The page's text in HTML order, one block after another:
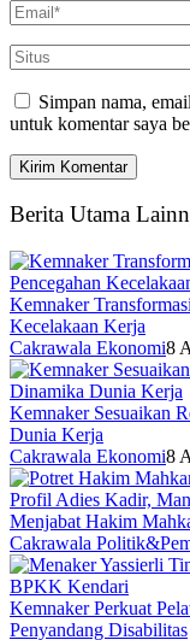
Simpan nama,
untuk komentar saya
Berita Utama
Kemnaker
Kecelakaan Kerja
Cakrawala Ekonomi8
Kemnaker Sesuaikan
Dunia Kerja
Cakrawala Ekonomi8
Profil Adies Kadir,
Menjabat Hakim
Cakrawala
Kemnaker Perkuat
Penyandang Disabilitas